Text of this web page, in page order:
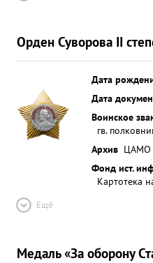
Орден Суворова II
Дата
Дата
Воинское
гв.
Архив ЦАМО
Фонд ист.
Картотека
Ещё
Медаль «За оборону